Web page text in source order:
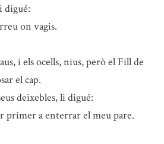
digué:
on vagis.
i els ocells, nius, però el Fill de
el cap.
deixebles, li digué:
primer a enterrar el meu pare.